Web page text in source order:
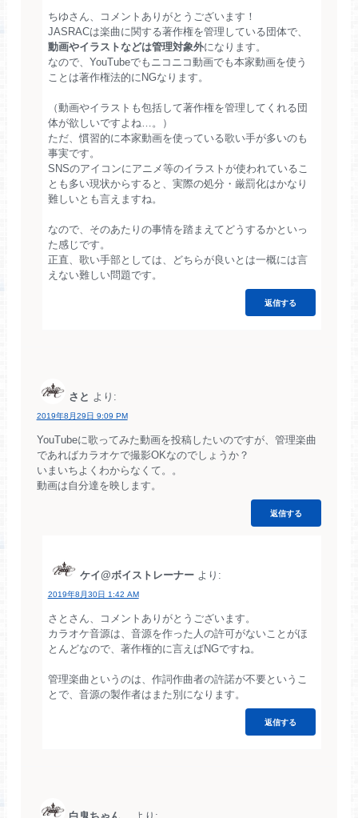
ちゆさん、コメントありがとうございます！
JASRACは楽曲に関する著作権を管理している団体で、
動画やイラストなどは管理対象外になります。
なので、YouTubeでもニコニコ動画でも本家動画を使う
ことは著作権法的にNGなります。
（動画やイラストも包括して著作権を管理してくれる団
体が欲しいですよね…。）
ただ、慣習的に本家動画を使っている歌い手が多いのも
事実です。
SNSのアイコンにアニメ等のイラストが使われているこ
とも多い現状からすると、実際の処分・厳罰化はかなり
難しいとも言えますね。
なので、そのあたりの事情を踏まえてどうするかといっ
た感じです。
正直、歌い手部としては、どちらが良いとは一概には言
えない難しい問題です。
返信する
さと より:
2019年8月29日 9:09 PM
YouTubeに歌ってみた動画を投稿したいのですが、管理楽曲
であればカラオケで撮影OKなのでしょうか？
いまいちよくわからなくて。。
動画は自分達を映します。
返信する
ケイ@ボイストレーナー より:
2019年8月30日 1:42 AM
さとさん、コメントありがとうございます。
カラオケ音源は、音源を作った人の許可がないことがほ
とんどなので、著作権的に言えばNGですね。
管理楽曲というのは、作詞作曲者の許諾が不要というこ
とで、音源の製作者はまた別になります。
返信する